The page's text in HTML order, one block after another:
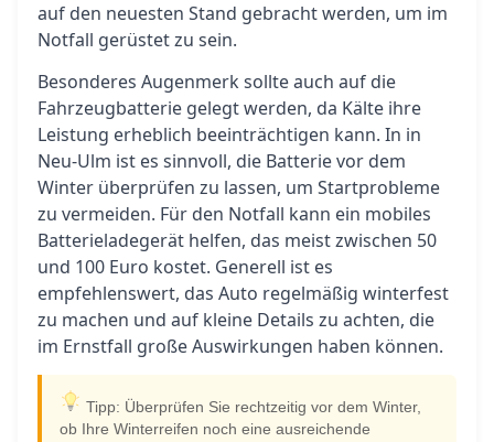
auf den neuesten Stand gebracht werden, um im
Notfall gerüstet zu sein.
Besonderes Augenmerk sollte auch auf die
Fahrzeugbatterie gelegt werden, da Kälte ihre
Leistung erheblich beeinträchtigen kann. In in
Neu-Ulm ist es sinnvoll, die Batterie vor dem
Winter überprüfen zu lassen, um Startprobleme
zu vermeiden. Für den Notfall kann ein mobiles
Batterieladegerät helfen, das meist zwischen 50
und 100 Euro kostet. Generell ist es
empfehlenswert, das Auto regelmäßig winterfest
zu machen und auf kleine Details zu achten, die
im Ernstfall große Auswirkungen haben können.
Tipp: Überprüfen Sie rechtzeitig vor dem Winter,
ob Ihre Winterreifen noch eine ausreichende